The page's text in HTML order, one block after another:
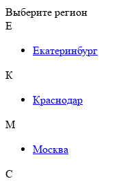
Выберите регион
Е
Екатеринбург
К
Краснодар
М
Москва
С